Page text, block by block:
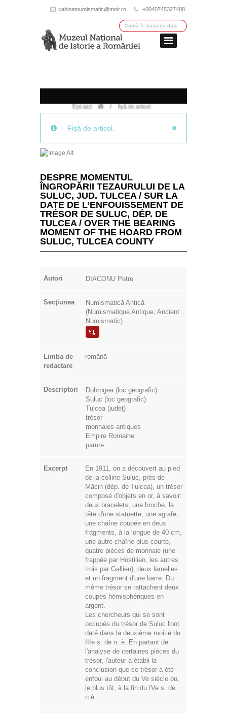
cabinetnumismatic@mnir.ro +0040745327488
Ești aici: / fișă de articol
Fișă de articol.
DESPRE MOMENTUL
ÎNGROPĂRII TEZAURULUI DE LA
SULUC, JUD. TULCEA / SUR LA
DATE DE L’ENFOUISSEMENT DE
TRÉSOR DE SULUC, DÉP. DE
TULCEA / OVER THE BEARING
MOMENT OF THE HOARD FROM
SULUC, TULCEA COUNTY
Autori DIACONU Petre
Secţiunea
Numismatică Antică
(Numismatique Antique, Ancient
Numismatic)
Limba de
redactare
română
Descriptori
Dobrogea (loc geografic)
Suluc (loc geografic)
Tulcea (judeţ)
trésor
monnaies antiques
Empire Romaine
parure
Excerpt
En 1911, on a découvert au pied
de la colline Suluc, près de
Măcin (dép. de Tulcea), un trésor
composé d'objets en or, à savoir:
deux bracelets, une broche, la
tête d'une statuette, une agrafe,
une chaîne coupée en deux
fragments, à la longue de 40 cm,
une autre chaîne plus courte,
quatre pièces de monnaie (une
frappée par Hostilien, les autres
trois par Gallien), deux lamelles
et un fragment d'une barre. Du
même trésor se rattachent deux
coupes hémisphériques en
argent.
Les chercheurs qui se sont
occupés du trésor de Suluc l'ont
daté dans la deuxième moitié du
IIIe s. de n .è. En partant de
l'analyse de certaines pièces du
trésor, l'auteur a établi la
conclusion que ce trésor a été
enfoui au début du Ve siècle ou,
le plus tôt, à la fin du IVe s. de
n.è.